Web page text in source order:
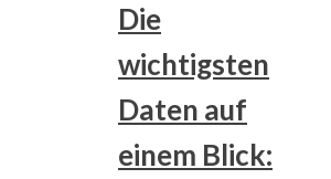
Die
wichtigsten
Daten auf
einem Blick: